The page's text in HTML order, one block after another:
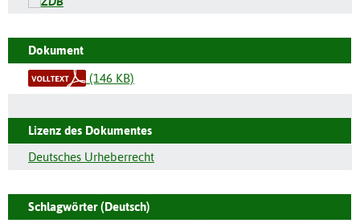
Dokument
(146 KB)
Lizenz des Dokumentes
Deutsches Urheberrecht
Schlagwörter (Deutsch)